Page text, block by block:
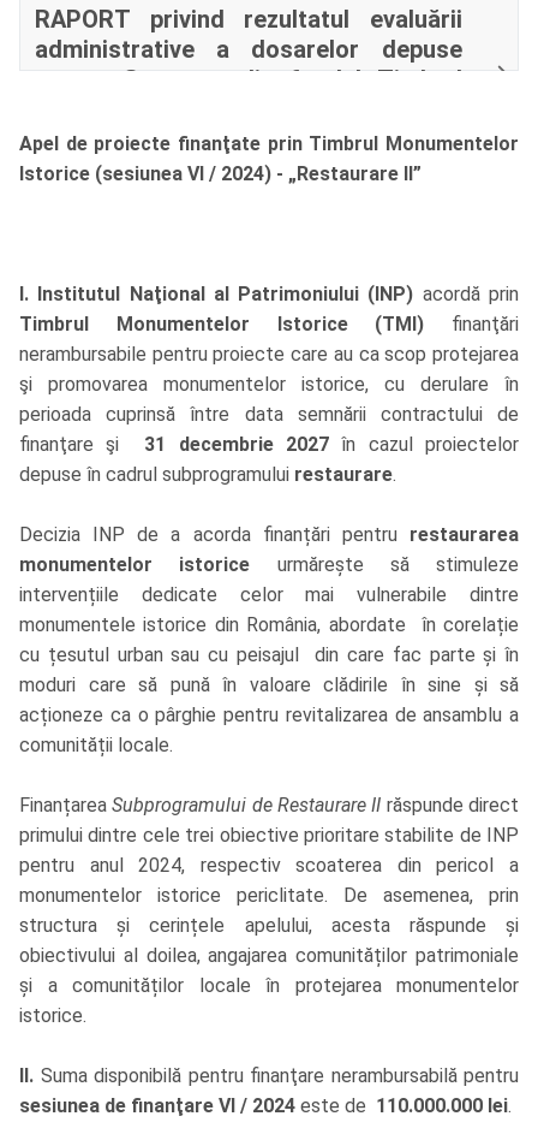
Sesiunea VI – subprogramul de
Restaurare II
RAPORT privind rezultatul evaluării
administrative a dosarelor depuse
pentru finanțare din fondul Timbrul
subprogramul de Restaurare II
Apel de proiecte finanţate prin Timbrul Monumentelor
Istorice (sesiunea VI / 2024) - „Restaurare II”
I. Institutul Naţional al Patrimoniului (INP) acordă prin
Timbrul Monumentelor Istorice (TMI) finanţări
nerambursabile pentru proiecte care au ca scop protejarea
şi promovarea monumentelor istorice, cu derulare în
perioada cuprinsă între data semnării contractului de
finanţare şi 31 decembrie 2027în cazul proiectelor
depuse în cadrul subprogramului restaurare.
Decizia INP de a acorda finanțări pentru restaurarea
monumentelor istorice urmărește să stimuleze
intervențiile dedicate celor mai vulnerabile dintre
monumentele istorice din România, abordate în corelație
cu țesutul urban sau cu peisajul din care fac parte și în
moduri care să pună în valoare clădirile în sine și să
acționeze ca o pârghie pentru revitalizarea de ansamblu a
comunității locale.
FinanțareaSubprogramului de Restaurare II răspunde direct
primului dintre cele trei obiective prioritare stabilite de INP
pentru anul 2024, respectiv scoaterea din pericol a
monumentelor istorice periclitate. De asemenea, prin
structura și cerințele apelului, acesta răspunde și
obiectivului al doilea, angajarea comunităților patrimoniale
și a comunităților locale în protejarea monumentelor
istorice.
II. Suma disponibilă pentru finanţare nerambursabilă pentru
sesiunea de finanţare VI / 2024 este de 110.000.000 lei.